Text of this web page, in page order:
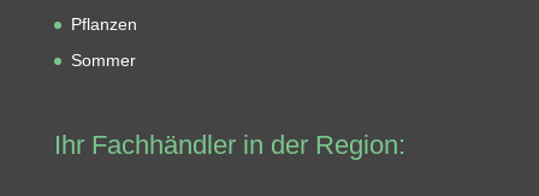
Pflanzen
Sommer
Ihr Fachhändler in der Region: